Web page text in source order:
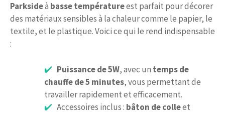
Parksideà basse températureest parfait pour décorer
des matériaux sensibles à la chaleur comme le papier, le
textile, et le plastique. Voici ce qui le rend indispensable
:
Puissance de 5W, avec un temps de
chauffe de 5 minutes, vous permettant de
travailler rapidement et efficacement.
Accessoires inclus : bâton de colleet